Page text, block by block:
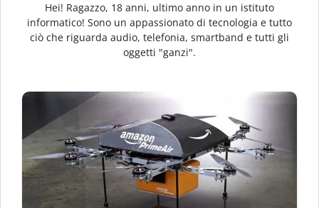
Hei! Ragazzo, 18 anni, ultimo anno in un istituto
informatico! Sono un appassionato di tecnologia e tutto
ciò che riguarda audio, telefonia, smartband e tutti gli
oggetti "ganzi".